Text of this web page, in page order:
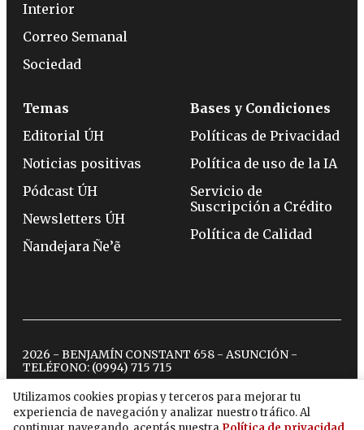
Utilizamos cookies propias y terceros para mejorar tu
experiencia de navegación y analizar nuestro tráfico. Al
Interior
Correo Semanal
Sociedad
Temas
Editorial ÚH
Noticias positivas
Pódcast ÚH
Newsletters ÚH
Ñandejara Ñe’ẽ
Bases y Condiciones
Políticas de Privacidad
Política de uso de la IA
Servicio de
Suscripción a Crédito
Política de Calidad
2026 - BENJAMÍN CONSTANT 658 - ASUNCIÓN -
TELÉFONO: (0994) 715 715
twitterinstagram
facebook
tiktokyoutubespotify